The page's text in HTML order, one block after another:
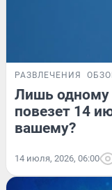
РАЗВЛЕЧЕНИЯ
Лишь одному
повезет 14
вашему?
14 июля, 2026, 06:00